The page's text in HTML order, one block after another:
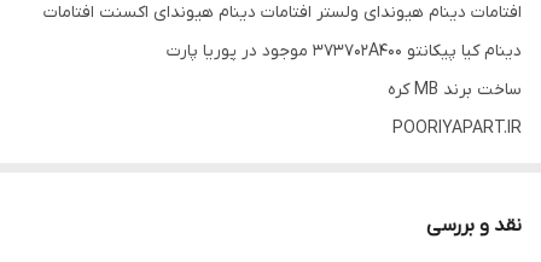
افتامات دینام هیوندای ولستر افتامات دینام هیوندای اکسنت افتامات
دینام کیا پیکانتو 373702A400 موجود در پوریا پارت
ساخت برند MB کره
POORIYAPART.IR
نقد و بررسی